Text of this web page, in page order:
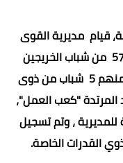
قيام مديرية القوى
العاملة بمحافظة السويس بتعيين 579 من شباب الخريجين
بشركات القطاع الخاص والاستثمارى ، منهم 5 شباب من ذوى
المرتدة "كعب العمل"،
، وتم تسجيل